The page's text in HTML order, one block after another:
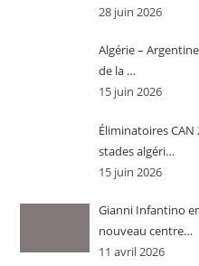
28 juin 2026
Algérie –
de la …
15 juin 2026
Éliminatoires CAN
stades algéri…
15 juin 2026
Gianni Infantino
nouveau centre…
11 avril 2026